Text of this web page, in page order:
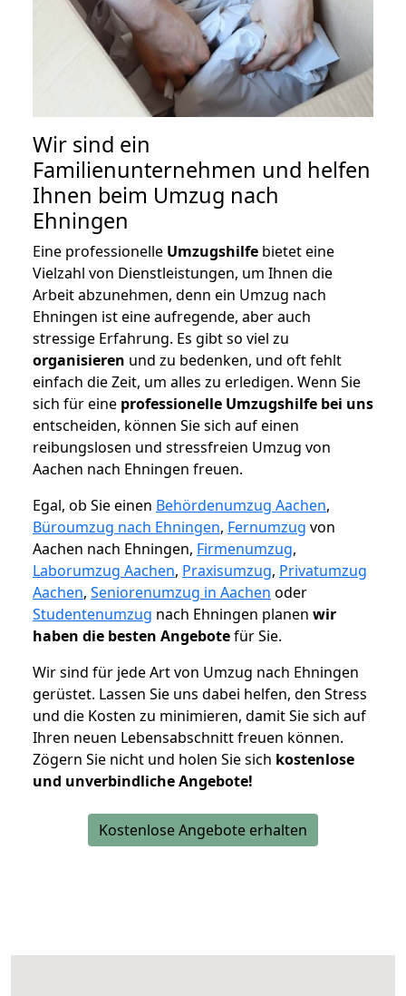
Wir sind ein
Familienunternehmen und helfen
Ihnen beim Umzug nach
Ehningen
Eine professionelle Umzugshilfe bietet eine
Vielzahl von Dienstleistungen, um Ihnen die
Arbeit abzunehmen, denn ein Umzug nach
Ehningen ist eine aufregende, aber auch
stressige Erfahrung. Es gibt so viel zu
organisieren und zu bedenken, und oft fehlt
einfach die Zeit, um alles zu erledigen. Wenn Sie
sich für eine professionelle Umzugshilfe bei uns
entscheiden, können Sie sich auf einen
reibungslosen und stressfreien Umzug von
Aachen nach Ehningen freuen.
Egal, ob Sie einen Behördenumzug Aachen,
Büroumzug nach Ehningen, Fernumzug von
Aachen nach Ehningen, Firmenumzug,
Laborumzug Aachen, Praxisumzug, Privatumzug
Aachen, Seniorenumzug in Aachen oder
Studentenumzug nach Ehningen planen wir
haben die besten Angebotefür Sie.
Wir sind für jede Art von Umzug nach Ehningen
gerüstet. Lassen Sie uns dabei helfen, den Stress
und die Kosten zu minimieren, damit Sie sich auf
Ihren neuen Lebensabschnitt freuen können.
Zögern Sie nicht und holen Sie sich kostenlose
und unverbindliche Angebote!
Kostenlose Angebote erhalten